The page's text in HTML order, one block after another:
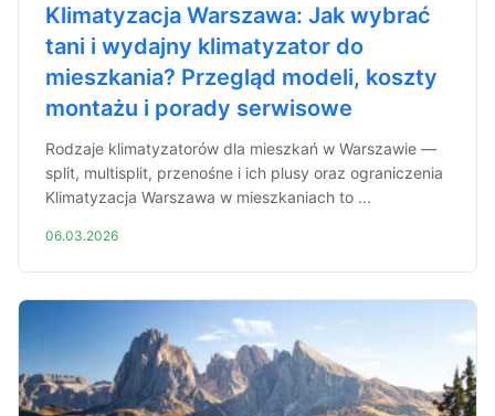
Klimatyzacja Warszawa: Jak wybrać
tani i wydajny klimatyzator do
mieszkania? Przegląd modeli, koszty
montażu i porady serwisowe
Rodzaje klimatyzatorów dla mieszkań w Warszawie —
split, multisplit, przenośne i ich plusy oraz ograniczenia
Klimatyzacja Warszawa w mieszkaniach to ...
06.03.2026